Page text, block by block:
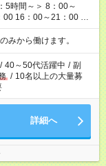
5時間～＞ 8：00～
16：00～21：00 ＜
・13：00～22：00 ・
聞かせください！
みから働けます。
/ 40～50代活躍中 / 副
/ 10名以上の大量募
詳細へ